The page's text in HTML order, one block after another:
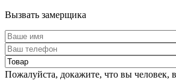
Вызвать замерщика
Пожалуйста, докажите, что вы человек,